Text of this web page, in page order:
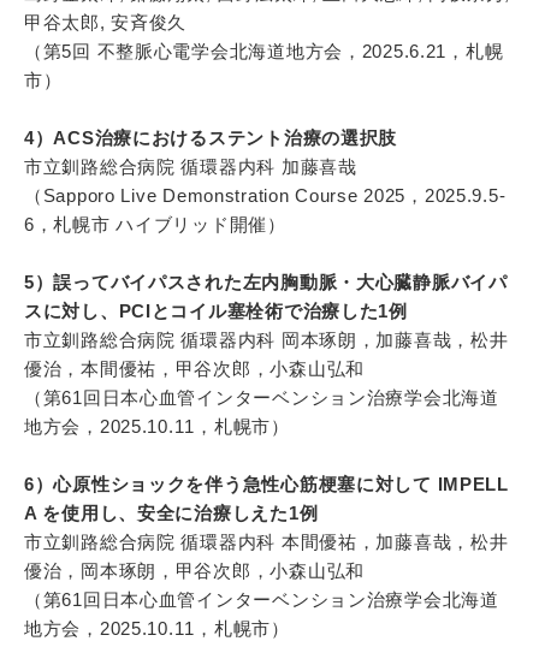
甲谷太郎, 安斉俊久
（第5回 不整脈心電学会北海道地方会，2025.6.21，札幌
市）
4）ACS治療におけるステント治療の選択肢
市立釧路総合病院 循環器内科 加藤喜哉
（Sapporo Live Demonstration Course 2025，2025.9.5-
6，札幌市 ハイブリッド開催）
5）誤ってバイパスされた左内胸動脈・大心臓静脈バイパ
スに対し、PCIとコイル塞栓術で治療した1例
市立釧路総合病院 循環器内科 岡本琢朗，加藤喜哉，松井
優治，本間優祐，甲谷次郎，小森山弘和
（第61回日本心血管インターベンション治療学会北海道
地方会，2025.10.11，札幌市）
6）心原性ショックを伴う急性心筋梗塞に対して IMPELL
A を使用し、安全に治療しえた1例
市立釧路総合病院 循環器内科 本間優祐，加藤喜哉，松井
優治，岡本琢朗，甲谷次郎，小森山弘和
（第61回日本心血管インターベンション治療学会北海道
地方会，2025.10.11，札幌市）